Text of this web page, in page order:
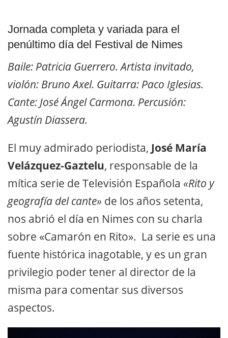
Jornada completa y variada para el
penúltimo día del Festival de Nimes
Baile: Patricia Guerrero. Artista invitado,
violón: Bruno Axel. Guitarra: Paco Iglesias.
Cante: José Ángel Carmona. Percusión:
Agustín Diassera.
El muy admirado periodista, José María
Velázquez-Gaztelu, responsable de la
mítica serie de Televisión Española «Rito y
geografía del cante» de los años setenta,
nos abrió el día en Nimes con su charla
sobre «Camarón en Rito». La serie es una
fuente histórica inagotable, y es un gran
privilegio poder tener al director de la
misma para comentar sus diversos
aspectos.